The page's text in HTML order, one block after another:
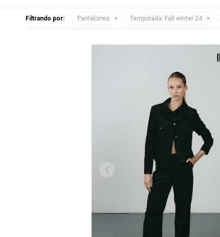
Filtrando por: Pantalones Temporada: Fall winter 24